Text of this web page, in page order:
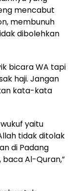
mencabut
membunuh
dibolehkan
bicara WA tapi
haji. Jangan
kata-kata
yaitu
tidak ditolak
di Padang
baca Al-Quran,”